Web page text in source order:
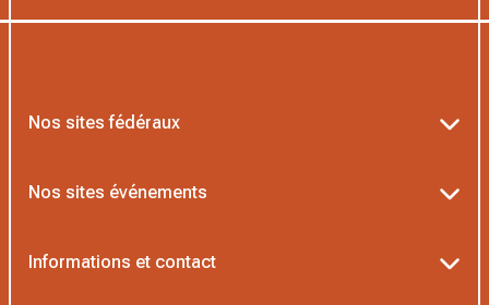
Nos sites fédéraux
Nos sites événements
Informations et contact